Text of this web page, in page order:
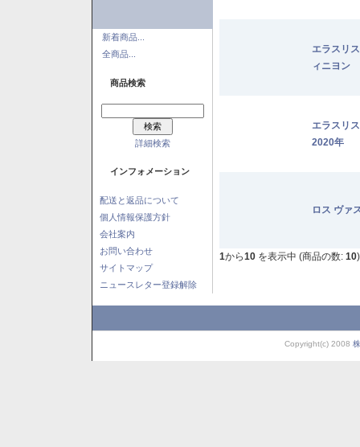
新着商品...
全商品...
商品検索
詳細検索
インフォメーション
配送と返品について
個人情報保護方針
会社案内
お問い合わせ
サイトマップ
ニュースレター登録解除
エラスリ
ィニヨン
エラスリ
2020年
ロス ヴァ
1から10 を表示中 (商品の数: 10)
Copyright(c) 2008